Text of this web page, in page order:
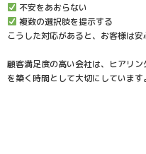
不安をあおらない
複数の選択肢を提示する
こうした対応があると、お客様は
顧客満足度の高い会社は、ヒアリ
を築く時間として大切にしています。